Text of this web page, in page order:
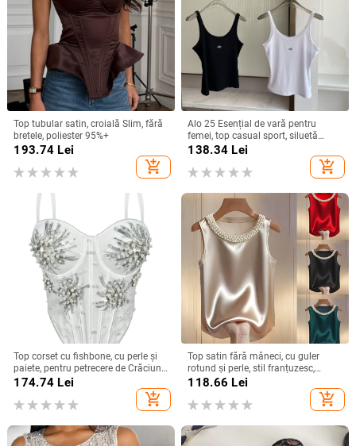
Top tubular satin, croială Slim, fără
bretele, poliester 95%+
193.74 Lei
add_shopping_cart
Alo 25 Esențial de vară pentru
femei, top casual sport, siluetă
elegantă, versatil
138.34 Lei
add_shopping_cart
Top corset cu fishbone, cu perle și
paiete, pentru petrecere de Crăciun
și Anul Nou
174.74 Lei
add_shopping_cart
Top satin fără mâneci, cu guler
rotund și perle, stil franțuzesc,
primăvară-vară
118.66 Lei
add_shopping_cart